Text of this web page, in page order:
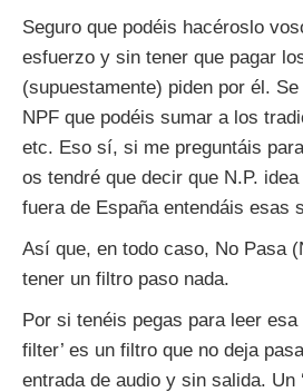
Seguro que podéis hacéroslo
esfuerzo y sin tener que pagar
(supuestamente) piden por él.
NPF que podéis sumar a los
etc. Eso sí, si me preguntáis
os tendré que decir que N.P.
fuera de España entendáis esas
Así que, en todo caso, No Pasa
tener un filtro paso nada.
Por si tenéis pegas para leer esa
filter’ es un filtro que no deja
entrada de audio y sin salida. Un